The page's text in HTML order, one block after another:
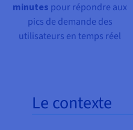
minutes pour répondre aux
pics de demande des
utilisateurs en temps réel
Le contexte